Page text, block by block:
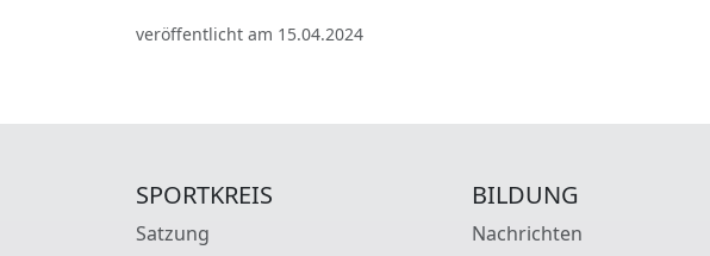
veröffentlicht am 15.04.2024
SPORTKREIS
Satzung
BILDUNG
Nachrichten